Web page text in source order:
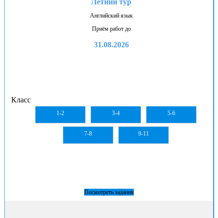
Английский язык
Приём работ до
31.08.2026
Класс
1-2 3-4 5-6
7-8 9-11
Посмотреть задания